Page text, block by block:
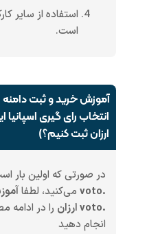
استفاده از سایر
است.
ارزان ثبت کنیم؟)
در صورتی که اولین بار
.voto
می‌کنید، لطفا
.voto ارزان
را در ادامه
انجام دهید